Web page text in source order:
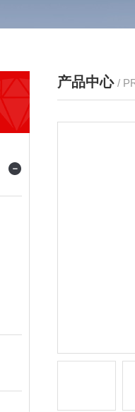
产品中心 /